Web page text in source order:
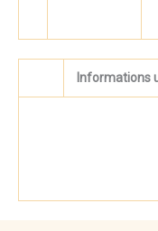
Informations